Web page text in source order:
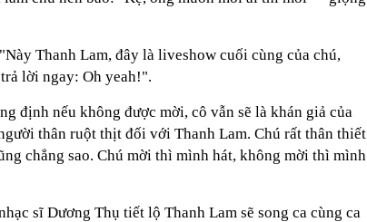
Thanh Lam, đây là liveshow cuối cùng của chú,
lời ngay: Oh yeah!".
định nếu không được mời, cô vẫn sẽ là khán giả của
thân ruột thịt đối với Thanh Lam. Chú rất thân thiết
chẳng sao. Chú mời thì mình hát, không mời thì mình
sĩ Dương Thụ tiết lộ Thanh Lam sẽ song ca cùng ca